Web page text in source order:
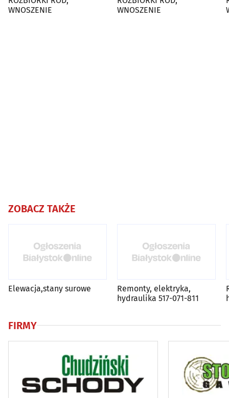
WNOSZENIE
WNOSZENIE
ZOBACZ TAKŻE
Elewacja,stany surowe
Remonty, elektryka,
hydraulika 517-071-811
FIRMY